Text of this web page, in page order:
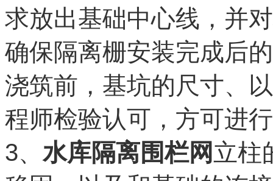
求放出基础中心线，并
确保隔离栅安装完成后
浇筑前，基坑的尺寸、
程师检验认可，方可进
3、水库隔离围栏网立柱